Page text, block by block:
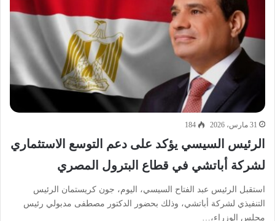
31 مارس، 2026 184
الرئيس السيسي يؤكد على دعم التوسع الاستثماري
لشركة أباتشي في قطاع البترول المصري
استقبل الرئيس عبد الفتاح السيسي، اليوم، جون كريستمان الرئيس
التنفيذي لشركة أباتشي، وذلك بحضور الدكتور مصطفى مدبولي رئيس
مجلس الوزراء،…